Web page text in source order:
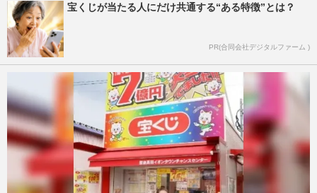
宝くじが当たる人にだけ共通する“ある特徴”とは？
PR(合同会社デジタルファーム )